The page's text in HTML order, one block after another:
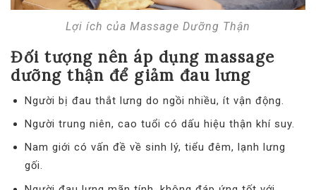
Lợi ích của Massage Dưỡng Thận
Đối tượng nên áp dụng massage
dưỡng thận để giảm đau lưng
Người bị đau thắt lưng do ngồi nhiều, ít vận động.
Người trung niên, cao tuổi có dấu hiệu thận khí suy.
Nam giới có vấn đề về sinh lý, tiểu đêm, lạnh lưng
gối.